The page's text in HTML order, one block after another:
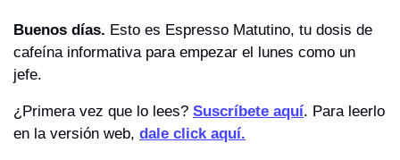
Buenos días. Esto es Espresso Matutino, tu dosis de
cafeína informativa para empezar el lunes como un
jefe.
¿Primera vez que lo lees? Suscríbete aquí. Para leerlo
en la versión web, dale click aquí.